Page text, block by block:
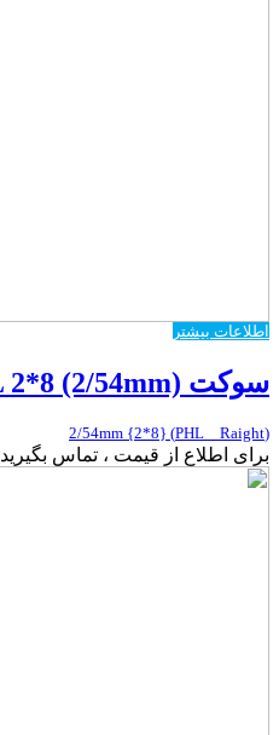
اطلاعات بیشتر
سوکت PHL 2*8 (2/54mm) رایت
(PHL _ Raight) {2*8} 2/54mm
برای اطلاع از قیمت ، تماس بگیرید